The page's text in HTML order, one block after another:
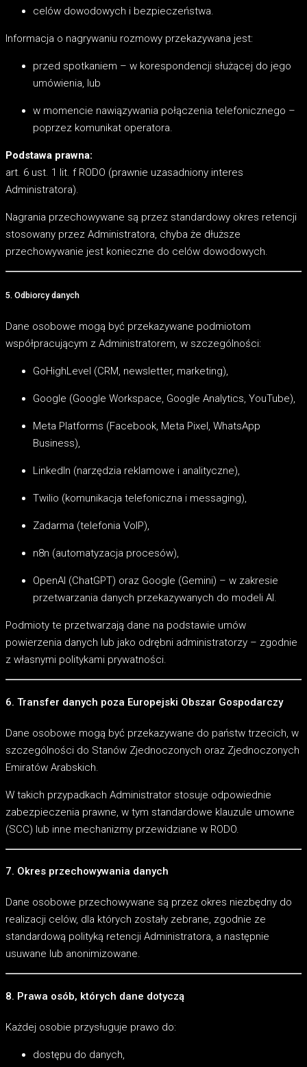
celów dowodowych i bezpieczeństwa.
Informacja o nagrywaniu rozmowy przekazywana jest:
przed spotkaniem – w korespondencji służącej do jego
umówienia, lub
w momencie nawiązywania połączenia telefonicznego –
poprzez komunikat operatora.
Podstawa prawna:
art. 6 ust. 1 lit. f RODO (prawnie uzasadniony interes
Administratora).
Nagrania przechowywane są przez standardowy okres retencji
stosowany przez Administratora, chyba że dłuższe
przechowywanie jest konieczne do celów dowodowych.
5. Odbiorcy danych
Dane osobowe mogą być przekazywane podmiotom
współpracującym z Administratorem, w szczególności:
GoHighLevel (CRM, newsletter, marketing),
Google (Google Workspace, Google Analytics, YouTube),
Meta Platforms (Facebook, Meta Pixel, WhatsApp
Business),
LinkedIn (narzędzia reklamowe i analityczne),
Twilio (komunikacja telefoniczna i messaging),
Zadarma (telefonia VoIP),
n8n (automatyzacja procesów),
OpenAI (ChatGPT) oraz Google (Gemini) – w zakresie
przetwarzania danych przekazywanych do modeli AI.
Podmioty te przetwarzają dane na podstawie umów
powierzenia danych lub jako odrębni administratorzy – zgodnie
z własnymi politykami prywatności.
6. Transfer danych poza Europejski Obszar Gospodarczy
Dane osobowe mogą być przekazywane do państw trzecich, w
szczególności do Stanów Zjednoczonych oraz Zjednoczonych
Emiratów Arabskich.
W takich przypadkach Administrator stosuje odpowiednie
zabezpieczenia prawne, w tym standardowe klauzule umowne
(SCC) lub inne mechanizmy przewidziane w RODO.
7. Okres przechowywania danych
Dane osobowe przechowywane są przez okres niezbędny do
realizacji celów, dla których zostały zebrane, zgodnie ze
standardową polityką retencji Administratora, a następnie
usuwane lub anonimizowane.
8. Prawa osób, których dane dotyczą
Każdej osobie przysługuje prawo do:
dostępu do danych,